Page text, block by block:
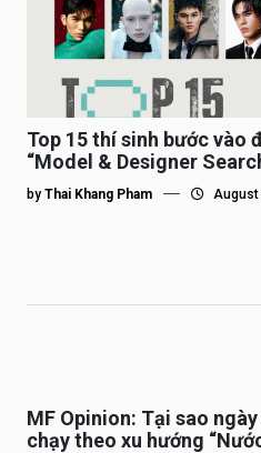
Top 15 thí sinh bước vào
“Model & Designer
by Thai Khang Pham August
MF Opinion: Tại sao
chạy theo xu hướng